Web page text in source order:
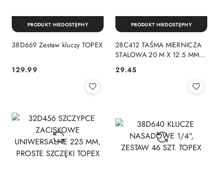
38D669 Zestaw kluczy TOPEX
Cena:
129.99
PRODUKT NIEDOSTĘPNY
28C412 TAŚMA MIERNICZA
STALOWA 20 M X 12.5 MM
Cena:
29.45
PRODUKT NIEDOSTĘPNY